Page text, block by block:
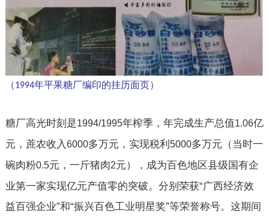
（1994年平果糖厂编印的挂历面页）
糖厂高光时刻是1994/1995年榨季，年完成生产总值1.06亿
元，蔗农收入6000多万元，实现税利 5000多万元（当时一
碗肉粉0.5元，一斤猪肉2元），成为百色地区县级国有企
业第一家实现亿元产值零的突破。分别荣获“广西经济效
益百强企业”和“振兴百色工业明星奖”等荣誉称号。这期间